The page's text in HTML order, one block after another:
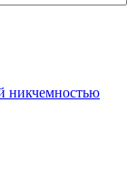
никчемностью